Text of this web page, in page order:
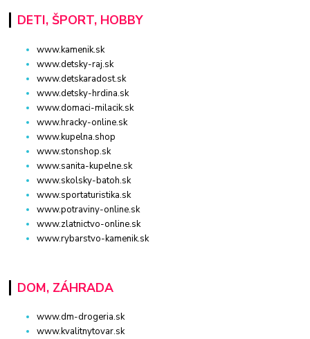
DETI, ŠPORT, HOBBY
www.kamenik.sk
www.detsky-raj.sk
www.detskaradost.sk
www.detsky-hrdina.sk
www.domaci-milacik.sk
www.hracky-online.sk
www.kupelna.shop
www.stonshop.sk
www.sanita-kupelne.sk
www.skolsky-batoh.sk
www.sportaturistika.sk
www.potraviny-online.sk
www.zlatnictvo-online.sk
www.rybarstvo-kamenik.sk
DOM, ZÁHRADA
www.dm-drogeria.sk
www.kvalitnytovar.sk